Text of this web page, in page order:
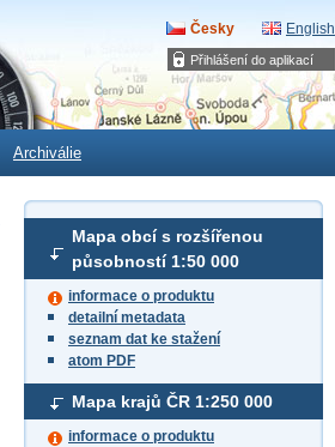
Přihlášení do aplikací
Česky English
Archiválie
Mapa obcí s rozšířenou
působností 1:50 000
informace o produktu
detailní metadata
seznam dat ke stažení
atom PDF
Mapa krajů ČR 1:250 000
informace o produktu